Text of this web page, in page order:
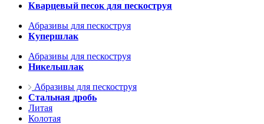
Кварцевый песок для пескоструя
Абразивы для пескоструя
Купершлак
Абразивы для пескоструя
Никельшлак
Абразивы для пескоструя
Стальная дробь
Литая
Колотая